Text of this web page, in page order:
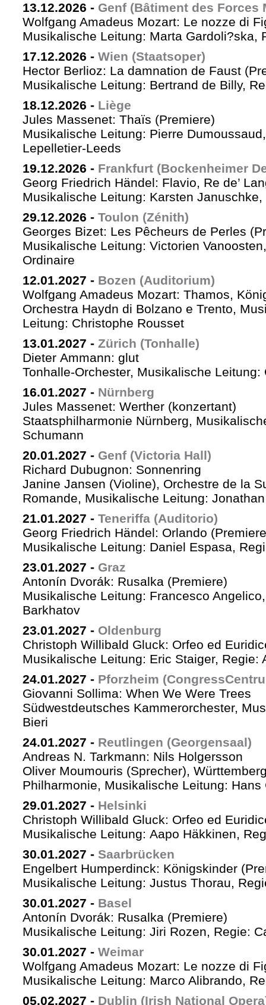
13.12.2026 - Genf (Bâtiment des Forces
Wolfgang Amadeus Mozart: Le nozze di
Musikalische Leitung: Marta Gardoli?ska,
17.12.2026 - Wien (Staatsoper)
Hector Berlioz: La damnation de Faust
Musikalische Leitung: Bertrand de Billy,
18.12.2026 - Liège
Jules Massenet: Thaïs (Premiere)
Musikalische Leitung: Pierre
Lepelletier-Leeds
19.12.2026 - Frankfurt (Bockenheimer
Georg Friedrich Händel: Flavio, Re de’
Musikalische Leitung: Karsten
29.12.2026 - Toulon (Zénith)
Georges Bizet: Les Pêcheurs de Perles
Musikalische Leitung: Victorien
Ordinaire
12.01.2027 - Bozen (Auditorium)
Wolfgang Amadeus Mozart: Thamos,
Orchestra Haydn di Bolzano e Trento,
Leitung: Christophe Rousset
13.01.2027 - Zürich (Tonhalle)
Dieter Ammann: glut
Tonhalle-Orchester, Musikalische Leitung:
16.01.2027 - Nürnberg
Jules Massenet: Werther (konzertant)
Staatsphilharmonie Nürnberg,
Schumann
20.01.2027 - Genf (Victoria Hall)
Richard Dubugnon: Sonnenring
Janine Jansen (Violine), Orchestre de la
Romande, Musikalische Leitung:
21.01.2027 - Teneriffa (Auditorio)
Georg Friedrich Händel: Orlando
Musikalische Leitung: Daniel Espasa,
23.01.2027 - Graz
Antonín Dvorák: Rusalka (Premiere)
Musikalische Leitung: Francesco
Barkhatov
23.01.2027 - Oldenburg
Christoph Willibald Gluck: Orfeo ed
Musikalische Leitung: Eric Staiger, Regie:
24.01.2027 - Pforzheim
Giovanni Sollima: When We Were Trees
Südwestdeutsches Kammerorchester,
Bieri
24.01.2027 - Reutlingen (Georgensaal)
Andreas N. Tarkmann: Nils Holgersson
Oliver Moumouris (Sprecher),
Philharmonie, Musikalische Leitung: Hans
29.01.2027 - Helsinki
Christoph Willibald Gluck: Orfeo ed
Musikalische Leitung: Aapo Häkkinen,
30.01.2027 - Saarbrücken
Engelbert Humperdinck: Königskinder
Musikalische Leitung: Justus Thorau,
30.01.2027 - Basel
Antonín Dvorák: Rusalka (Premiere)
Musikalische Leitung: Jiri Rozen, Regie:
30.01.2027 - Weimar
Wolfgang Amadeus Mozart: Le nozze di
Musikalische Leitung: Marco Alibrando,
05.02.2027 - Dublin (Irish National